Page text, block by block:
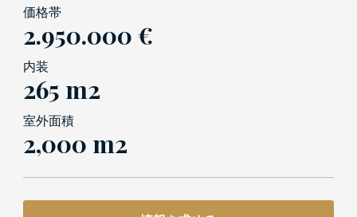
価格帯
2.950.000 €
内装
265 m2
室外面積
2,000 m2